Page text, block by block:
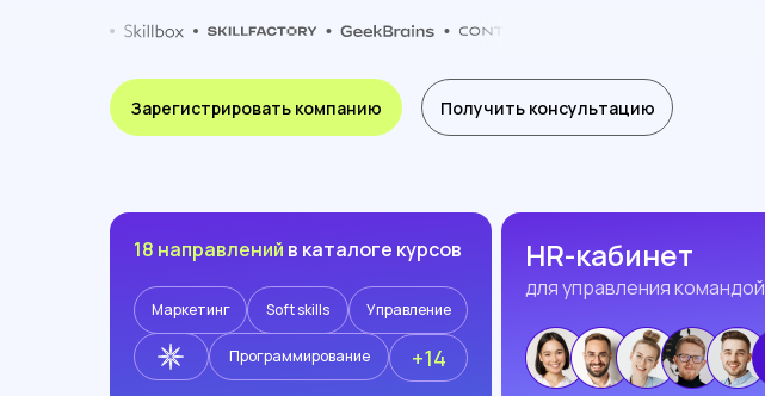
18 направлений в каталоге курсов
Маркетинг Soft skills Управление
Программирование +14
Зарегистрировать компанию Получить консультацию
HR-кабинет
для управления командой